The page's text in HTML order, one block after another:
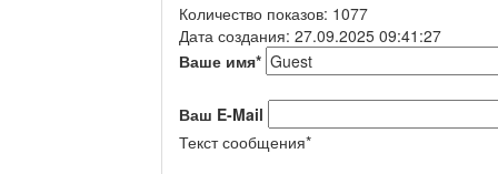
Количество показов: 1077
Дата создания: 27.09.2025 09:41:27
Ваше имя*
Ваш E-Mail
Текст сообщения*